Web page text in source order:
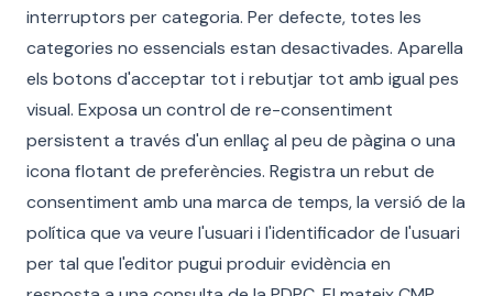
interruptors per categoria. Per defecte, totes les
categories no essencials estan desactivades. Aparella
els botons d'acceptar tot i rebutjar tot amb igual pes
visual. Exposa un control de re-consentiment
persistent a través d'un enllaç al peu de pàgina o una
icona flotant de preferències. Registra un rebut de
consentiment amb una marca de temps, la versió de la
política que va veure l'usuari i l'identificador de l'usuari
per tal que l'editor pugui produir evidència en